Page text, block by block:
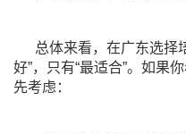
总体来看，在广东选择
好”，只有“最适合”。如果
先考虑：